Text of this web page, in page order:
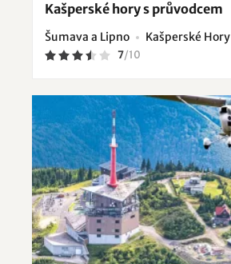
Kašperské hory s průvodcem
Šumava a Lipno Kašperské Hory
7/10